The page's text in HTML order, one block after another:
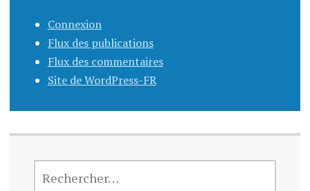
Connexion
Flux des publications
Flux des commentaires
Site de WordPress-FR